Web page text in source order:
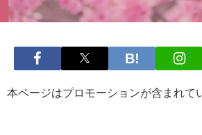
本ページはプロモーションが含まれて